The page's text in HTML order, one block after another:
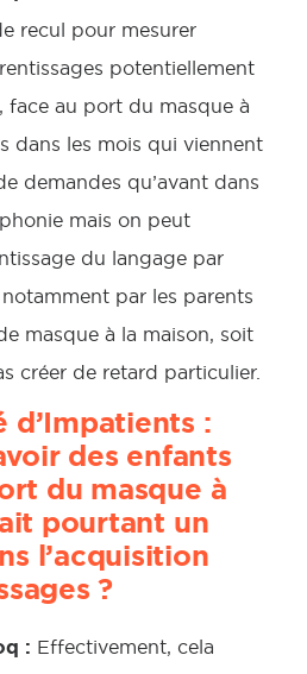
recul pour mesurer
potentiellement
face au port du masque à
dans les mois qui viennent
demandes qu’avant dans
mais on peut
du langage par
par les parents
masque à la maison, soit
créer de retard particulier.
d’Impatients :
des enfants
du masque à
pourtant un
l’acquisition
?
: Effectivement, cela